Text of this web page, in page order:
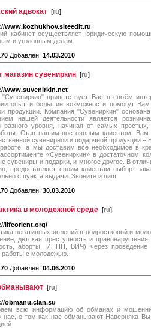
адвокат [ru]
www.kozhukhov.siteedit.ru
кабинет осуществляет юридическую
и уголовным делам.
Добавлен: 14.03.2010
магазин сувениркин [ru]
www.suvenirkin.net
"Сувениркин" приветствует Вас в своём
опыт и большие возможности помогут
продукции. Компания "Сувениркин"
нашей деятельности является
разного уровня, начиная от самых
Став нашим постоянным клиентом, Вам
сувенирной и подарчной продукции
а мы доставим всё необходимое в
«Сувениркин» в достаточном
сувениры и подарки, и многое другое. В
предоставляет своим клиентам выбор:
с пункта выдачи. Звоните и пиш
Добавлен: 30.03.2010
в молодежной среде [ru]
lifeorient.org/
негативных явлений в подростковой и
детская преступность и
аборты, ИППП, ВИЧ) через проведение
работы с молодежью.
Добавлен: 04.06.2010
[ru]
obmanu.clan.su
всю информацию об обманах и
нас, о том как нас обманывают Наверняка